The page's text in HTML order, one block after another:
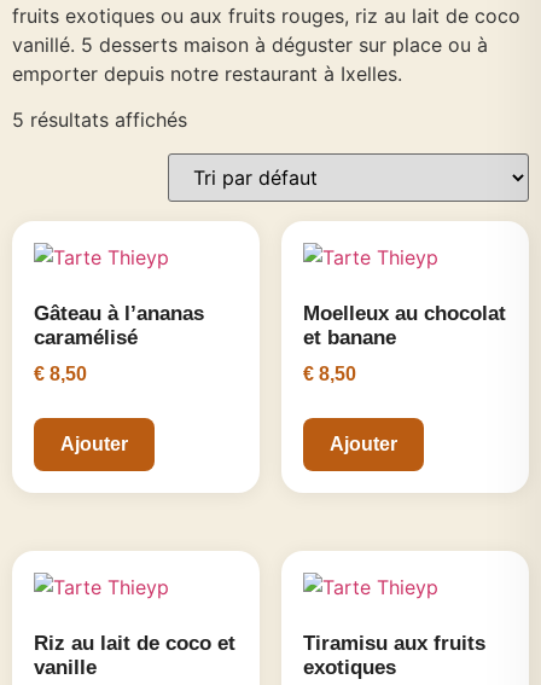
fruits exotiques ou aux fruits rouges, riz au lait de coco
vanillé. 5 desserts maison à déguster sur place ou à
emporter depuis notre restaurant à Ixelles.
5 résultats affichés
Gâteau à l’ananas
caramélisé
€ 8,50
Ajouter
Moelleux au chocolat
et banane
€8,50
Ajouter
Riz au lait de coco et
vanille
Tiramisu aux fruits
exotiques